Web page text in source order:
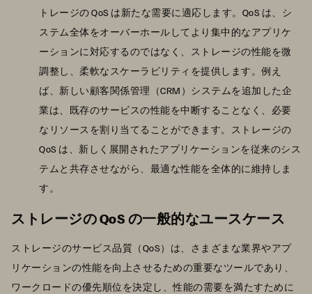
トレージの QoS は新たな需要に適応します。QoS は、シ
ステム全体をオーバーホールしてより集中的なアプリケ
ーションに対応するのではなく、ストレージの性能を微
調整し、柔軟なスケーラビリティを提供します。例え
ば、新しい顧客関係管理（CRM）システムを追加した企
業は、既存のサービスの性能を中断することなく、必要
なリソースを割り当てることができます。ストレージの
QoS は、新しく展開されたアプリケーションを従来のシス
テムと共存させながら、最適な性能を全体的に維持しま
す。
ストレージの QoS の一般的なユースケース
ストレージのサービス品質（QoS）は、さまざまな業界やアプ
リケーションの性能を向上させるための重要なツールであり、
ワークロードの優先順位を決定し、性能の需要を満たすために